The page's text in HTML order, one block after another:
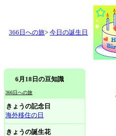
366日への旅> 今日の誕生日
6月18日の豆知識
366日への旅
きょうの記念日
海外移住の日
きょうの誕生花